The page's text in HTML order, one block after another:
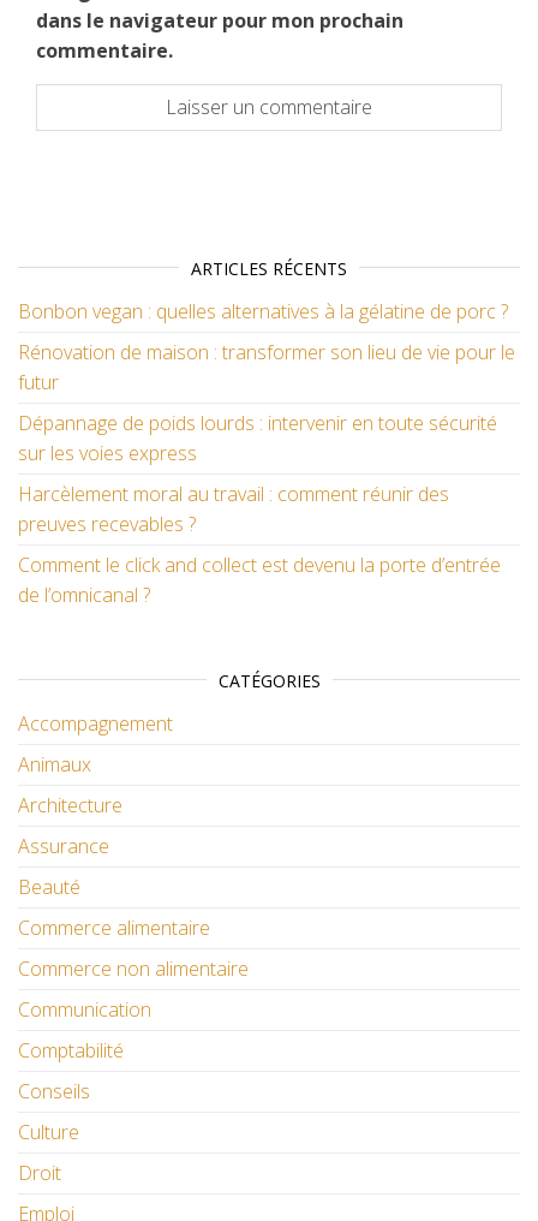
dans le navigateur pour mon prochain
commentaire.
ARTICLES RÉCENTS
Bonbon vegan : quelles alternatives à la gélatine de porc ?
Rénovation de maison : transformer son lieu de vie pour le
futur
Dépannage de poids lourds : intervenir en toute sécurité
sur les voies express
Harcèlement moral au travail : comment réunir des
preuves recevables ?
Comment le click and collect est devenu la porte d’entrée
de l’omnicanal ?
CATÉGORIES
Accompagnement
Animaux
Architecture
Assurance
Beauté
Commerce alimentaire
Commerce non alimentaire
Communication
Comptabilité
Conseils
Culture
Droit
Emploi